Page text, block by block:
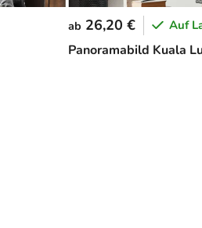
Panoramabild Kuala
ab 26,20 € Auf